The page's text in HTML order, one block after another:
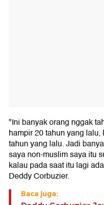
"Ini banyak orang nggak
hampir 20 tahun yang
tahun yang lalu. Jadi
saya non-muslim saya itu
kalau pada saat itu lagi
Deddy Corbuzier.
Baca juga: